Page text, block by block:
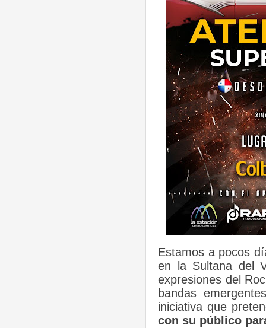
Estamos a pocos
en la Sultana del
expresiones del
bandas
iniciativa que
con su público